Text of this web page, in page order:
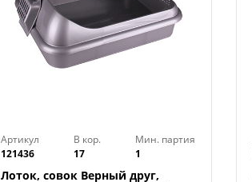
Артикул
121436
В кор.
17
Мин. партия
1
Лоток, совок Верный друг,